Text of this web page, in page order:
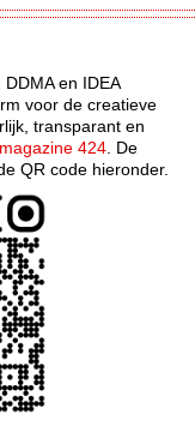
en IDEA
voor de creatieve
transparant en
424 . De
QR code hieronder.